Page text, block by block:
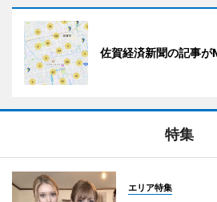
佐賀経済新聞の記事が
特集
エリア特集